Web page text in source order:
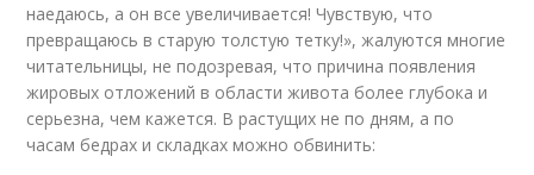
наедаюсь, а он все увеличивается! Чувствую, что
превращаюсь в старую толстую тетку!», жалуются многие
читательницы, не подозревая, что причина появления
жировых отложений в области живота более глубока и
серьезна, чем кажется. В растущих не по дням, а по
часам бедрах и складках можно обвинить: